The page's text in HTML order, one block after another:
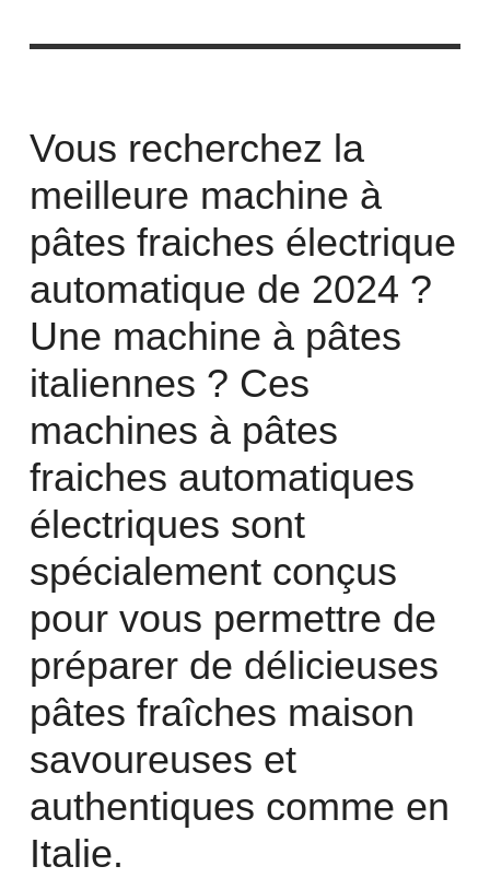
Vous recherchez la
meilleure machine à
pâtes fraiches électrique
automatique de 2024 ?
Une machine à pâtes
italiennes ? Ces
machines à pâtes
fraiches automatiques
électriques sont
spécialement conçus
pour vous permettre de
préparer de délicieuses
pâtes fraîches maison
savoureuses et
authentiques comme en
Italie.